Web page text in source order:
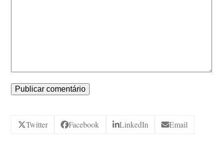
Twitter Facebook LinkedIn Email